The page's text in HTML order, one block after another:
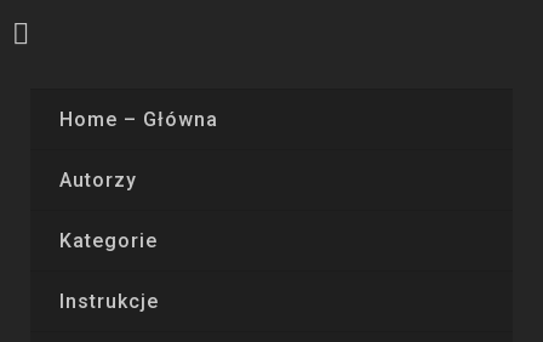
Home – Główna
Autorzy
Kategorie
Instrukcje